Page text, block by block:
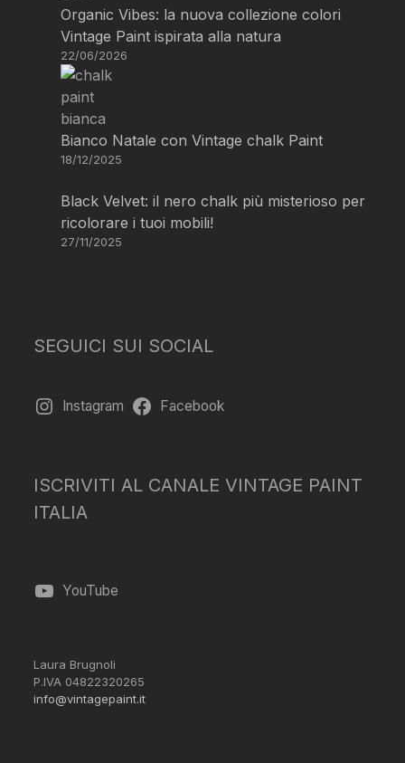
Organic Vibes: la nuova collezione colori
Vintage Paint ispirata alla natura
22/06/2026
Bianco Natale con Vintage chalk Paint
18/12/2025
Black Velvet: il nero chalk più misterioso per
ricolorare i tuoi mobili!
27/11/2025
SEGUICI SUI SOCIAL
Instagram Facebook
ISCRIVITI AL CANALE VINTAGE PAINT
ITALIA
YouTube
Laura Brugnoli
P.IVA 04822320265
info@vintagepaint.it